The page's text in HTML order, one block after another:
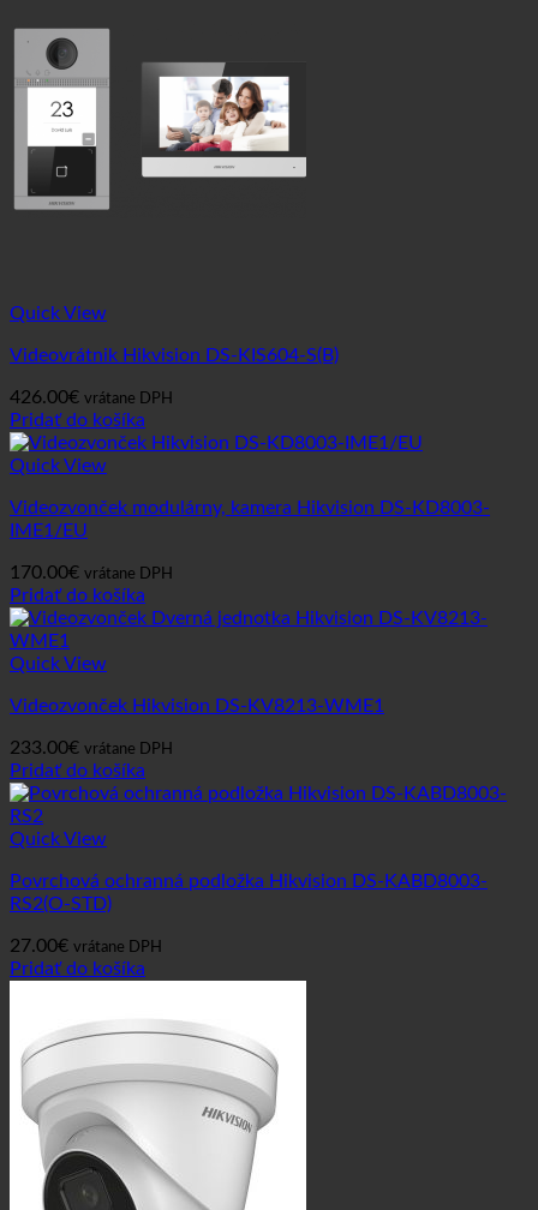
Quick View
Videovrátnik Hikvision DS-KIS604-S(B)
426.00€ vrátane DPH
Pridať do košíka
Quick View
Videozvonček modulárny, kamera Hikvision DS-KD8003-
IME1/EU
170.00€ vrátane DPH
Pridať do košíka
Quick View
Videozvonček Hikvision DS-KV8213-WME1
233.00€ vrátane DPH
Pridať do košíka
Quick View
Povrchová ochranná podložka Hikvision DS-KABD8003-
RS2(O-STD)
27.00€ vrátane DPH
Pridať do košíka